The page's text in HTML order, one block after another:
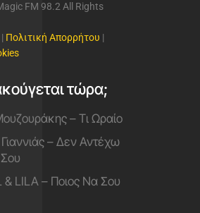
FM 98.2 All Rights
| Πολιτική Απορρήτου |
τώρα;
– Τι Ωραίο
Γιαννιάς – Δεν Αντέχω
& LILA – Ποιος Να Σου